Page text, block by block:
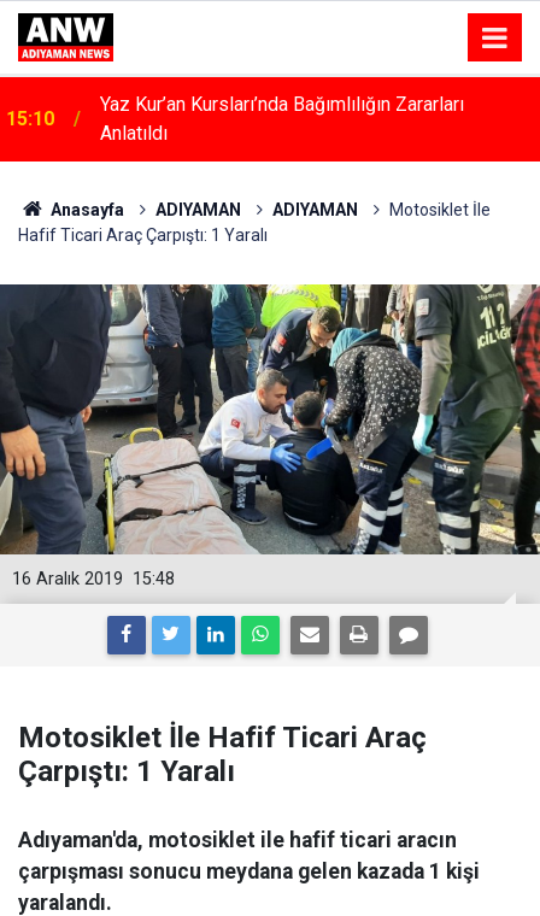
15:04
Kahta’da Kadınlara Özel Yaşam Ve Yüzme Merkezi
Yükseliyor
Anasayfa ADIYAMAN ADIYAMAN
Motosiklet İle
Hafif Ticari Araç Çarpıştı: 1 Yaralı
15:48
16 Aralık 2019
Motosiklet İle Hafif Ticari Araç
Çarpıştı: 1 Yaralı
Adıyaman'da, motosiklet ile hafif ticari aracın
çarpışması sonucu meydana gelen kazada 1 kişi
yaralandı.